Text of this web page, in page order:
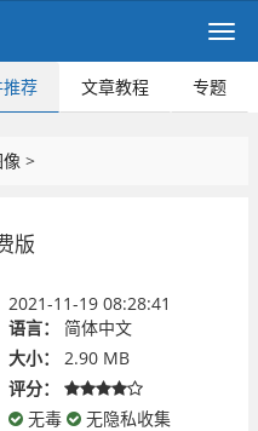
荐 文章教程 专题
>
版
2021-11-19 08:28:41
语言：
简体中文
大小：
2.90 MB
评分：
无毒
无隐私收集